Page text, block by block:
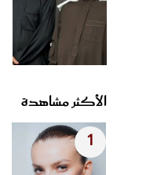
الأكثر مشاهدة
1